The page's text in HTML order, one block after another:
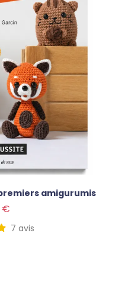
amigurumis
€
7 avis